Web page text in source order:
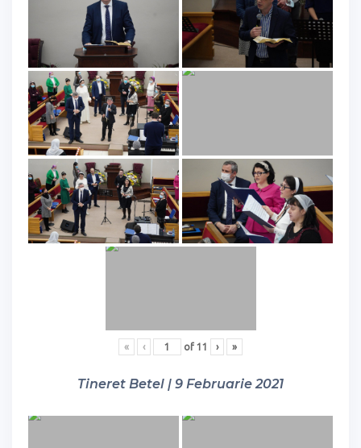
« ‹ of 11 › »
Tineret Betel | 9 Februarie 2021